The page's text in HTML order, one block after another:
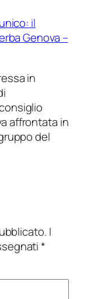
il
Genova –
in
affrontata in
del
I
*